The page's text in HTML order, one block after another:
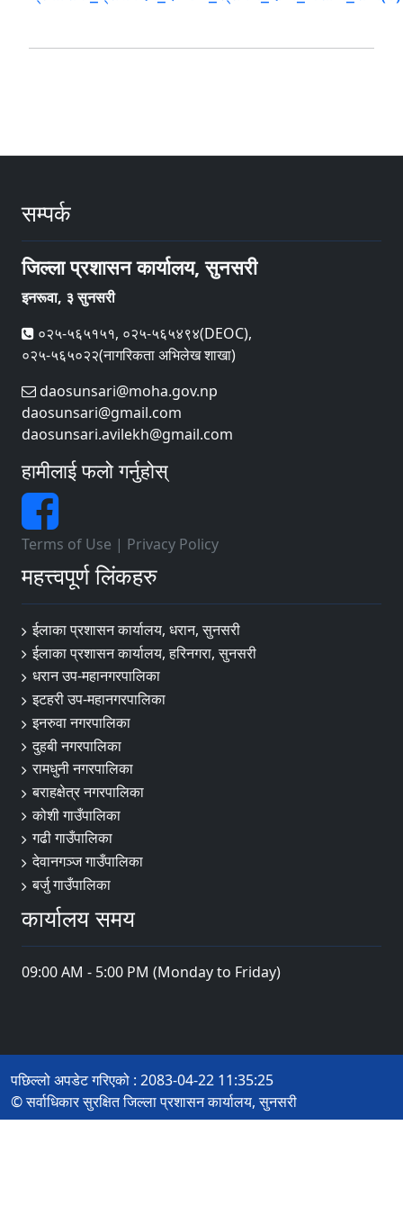
सम्पर्क
जिल्ला प्रशासन कार्यालय, सुनसरी
इनरूवा, ३ सुनसरी
०२५-५६५१५१, ०२५-५६५४९४(DEOC),
०२५-५६५०२२(नागरिकता अभिलेख शाखा)
daosunsari@moha.gov.np
daosunsari@gmail.com
daosunsari.avilekh@gmail.com
हामीलाई फलो गर्नुहोस्
Terms of Use | Privacy Policy
महत्त्वपूर्ण लिंकहरु
ईलाका प्रशासन कार्यालय, धरान, सुनसरी
ईलाका प्रशासन कार्यालय, हरिनगरा, सुनसरी
धरान उप-महानगरपालिका
इटहरी उप-महानगरपालिका
इनरुवा नगरपालिका
दुहबी नगरपालिका
रामधुनी नगरपालिका
बराहक्षेत्र नगरपालिका
कोशी गाउँपालिका
गढी गाउँपालिका
देवानगञ्ज गाउँपालिका
बर्जु गाउँपालिका
कार्यालय समय
09:00 AM - 5:00 PM (Monday to Friday)
पछिल्लो अपडेट गरिएको : 2083-04-22 11:35:25
© सर्वाधिकार सुरक्षित जिल्ला प्रशासन कार्यालय, सुनसरी